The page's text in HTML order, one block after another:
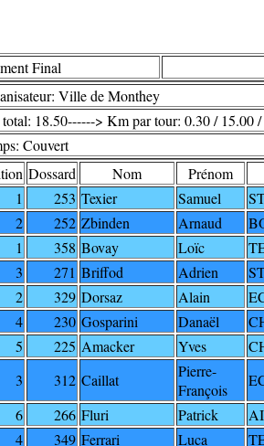
Final
Ville de Monthey
18.50------> Km par tour: 0.30 / 15.00
Couvert
Dossard Nom
Prénom
1 253 Texier Samuel
2 252 Zbinden Arnaud
1 358 Bovay Loïc
3 271 Briffod Adrien
2 329 Dorsaz Alain
4 230 Gosparini Danaël
5 225 Amacker Yves
3 312 Caillat
Pierre-
François
6 266 Fluri Patrick
4 349 Ferrari Luca